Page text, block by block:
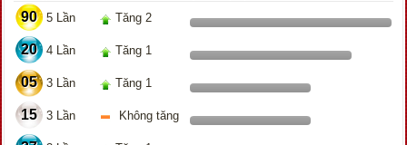
90 5 Lần Tăng 2
20 4 Lần Tăng 1
05 3 Lần Tăng 1
15 3 Lần Không tăng